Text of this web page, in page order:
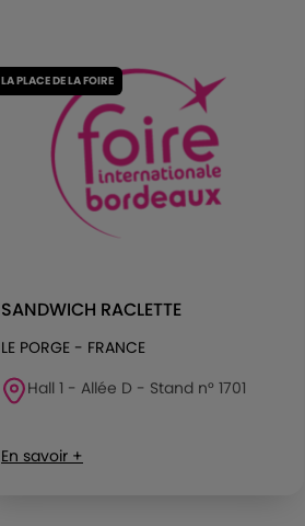
LA PLACE DE LA FOIRE
SANDWICH RACLETTE
LE PORGE - FRANCE
Hall 1 - Allée D - Stand n° 1701
En savoir +